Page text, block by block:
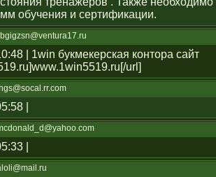
обучения и сертификации.
| 1win букмекерская контора сайт
url]
|
|